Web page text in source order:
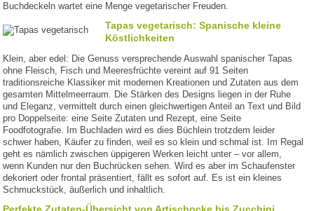
Buchdeckeln wartet eine Menge vegetarischer Freuden.
Tapas vegetarisch: Spanische kleine
Köstlichkeiten
Klein, aber edel: Die Genuss versprechende Auswahl spanischer Tapas
ohne Fleisch, Fisch und Meeresfrüchte vereint auf 91 Seiten
traditionsreiche Klassiker mit modernen Kreationen und Zutaten aus dem
gesamten Mittelmeerraum. Die Stärken des Designs liegen in der Ruhe
und Eleganz, vermittelt durch einen gleichwertigen Anteil an Text und Bild
pro Doppelseite: eine Seite Zutaten und Rezept, eine Seite
Foodfotografie. Im Buchladen wird es dies Büchlein trotzdem leider
schwer haben, Käufer zu finden, weil es so klein und schmal ist. Im Regal
geht es nämlich zwischen üppigeren Werken leicht unter – vor allem,
wenn Kunden nur den Buchrücken sehen. Wird es aber im Schaufenster
dekoriert oder frontal präsentiert, fällt es sofort auf. Es ist ein kleines
Schmuckstück, äußerlich und inhaltlich.